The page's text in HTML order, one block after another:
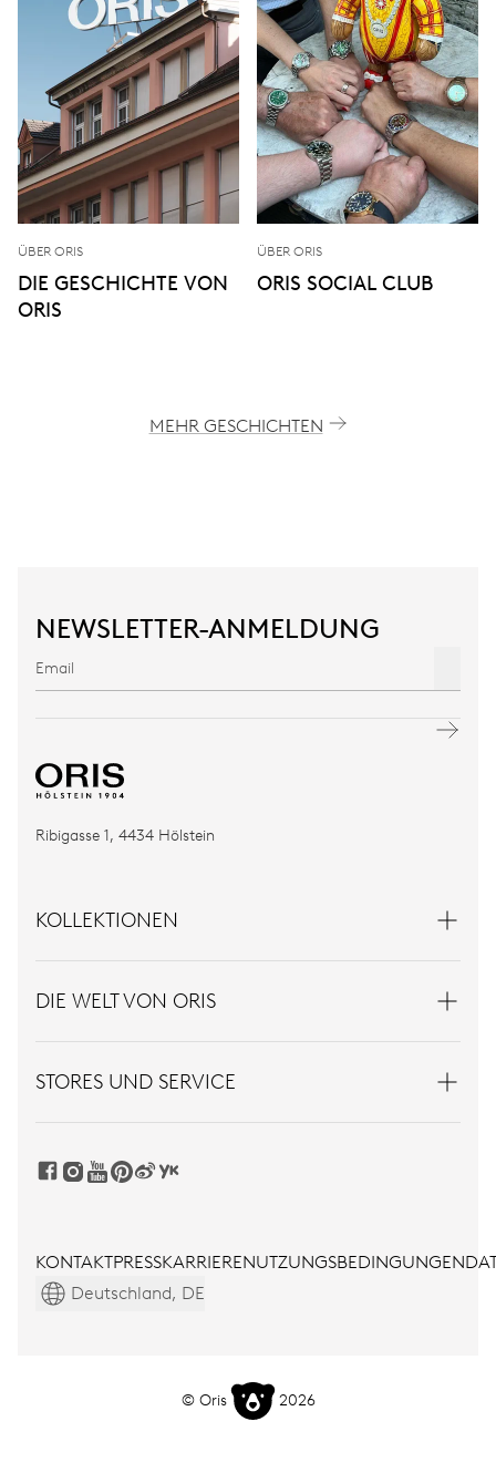
ÜBER ORIS
DIE GESCHICHTE VON
ORIS
ÜBER ORIS
ORIS SOCIAL CLUB
MEHR GESCHICHTEN
NEWSLETTER-ANMELDUNG
Ribigasse 1, 4434 Hölstein
KOLLEKTIONEN
DIE WELT VON ORIS
STORES UND SERVICE
KONTAKTPRESSKARRIERENUTZUNGSBEDINGUNGEN
Deutschland, DE
© Oris 2026